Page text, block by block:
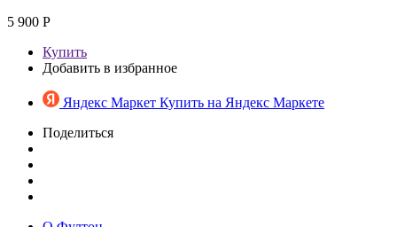
5 900 Р
Купить
Добавить в избранное
Яндекс Маркет Купить на Яндекс Маркете
Поделиться